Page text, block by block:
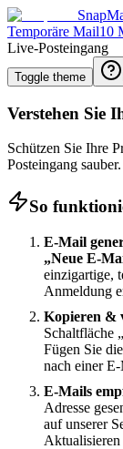
Temporäre Mail10
Live-Posteingang
Toggle theme
Verstehen Sie
Schützen Sie Ihre
Posteingang
So
E-Mail
„Neue E-
einzigartige,
Anmeldung
Kopieren &
Schaltfläche
Fügen Sie
nach einer
E-Mails
Adresse
auf unserer
Aktualisieren